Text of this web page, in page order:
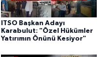
ITSO Başkan Adayı
Karabulut: "Özel Hükümler
Yatırımın Önünü Kesiyor"